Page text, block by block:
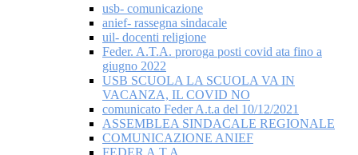
usb- comunicazione
anief- rassegna sindacale
uil- docenti religione
Feder. A.T.A. proroga posti covid ata fino a
giugno 2022
USB SCUOLA LA SCUOLA VA IN
VACANZA, IL COVID NO
comunicato Feder A.t.a del 10/12/2021
ASSEMBLEA SINDACALE REGIONALE
COMUNICAZIONE ANIEF